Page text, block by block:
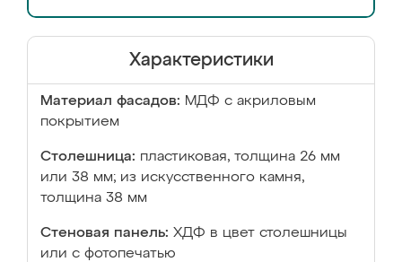
Характеристики
Материал фасадов: МДФ с акриловым
покрытием
Столешница: пластиковая, толщина 26 мм
или 38 мм; из искусственного камня,
толщина 38 мм
Стеновая панель: ХДФ в цвет столешницы
или с фотопечатью